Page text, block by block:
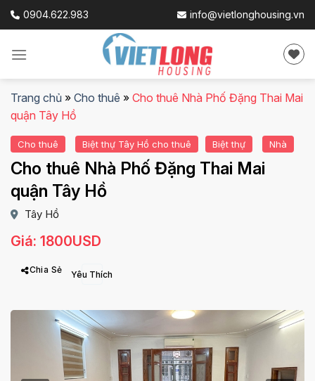
Skip
0904.622.983 info@vietlonghousing.vn
Trang chủ » Cho thuê » Cho thuê Nhà Phố Đặng Thai Mai
quận Tây Hồ
Cho thuê Biệt thự Tây Hồ cho thuê Biệt thự Nhà
Cho thuê Nhà Phố Đặng Thai Mai
quận Tây Hồ
Tây Hồ
Giá: 1800USD
Chia Sẻ